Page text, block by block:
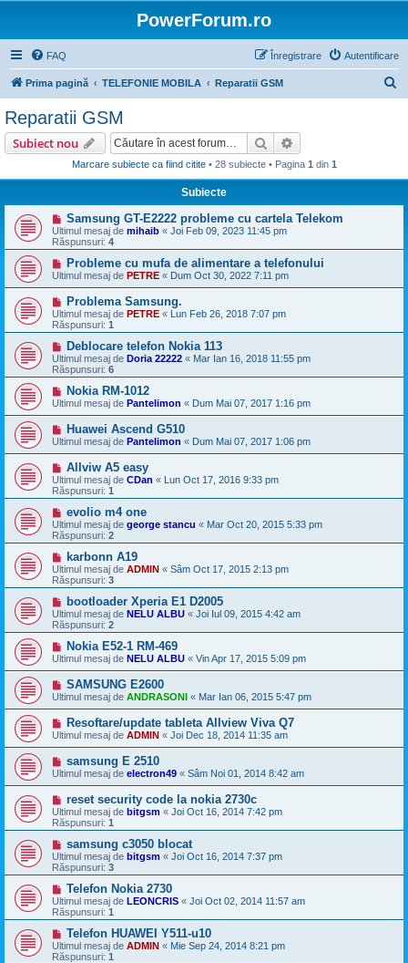
PowerForum.ro
FAQ Autentificare
Înregistrare
Prima pagină TELEFONIE MOBILA Reparatii GSM
Reparatii GSM
Subiect nou Căutare
Marcare subiecte ca fiind citite• 28 subiecte • Pagina 1 din 1
Subiecte
Samsung GT-E2222 probleme cu cartela Telekom
Ultimul mesaj de mihaib « Joi Feb 09, 2023 11:45 pm
Răspunsuri: 4
Probleme cu mufa de alimentare a telefonului
Ultimul mesaj de PETRE « Dum Oct 30, 2022 7:11 pm
Problema Samsung.
Ultimul mesaj de PETRE « Lun Feb 26, 2018 7:07 pm
Răspunsuri: 1
Deblocare telefon Nokia 113
Ultimul mesaj de Doria 22222 « Mar Ian 16, 2018 11:55 pm
Răspunsuri: 6
Nokia RM-1012
Ultimul mesaj de Pantelimon « Dum Mai 07, 2017 1:16 pm
Huawei Ascend G510
Ultimul mesaj de Pantelimon « Dum Mai 07, 2017 1:06 pm
Allviw A5 easy
Ultimul mesaj de CDan « Lun Oct 17, 2016 9:33 pm
Răspunsuri: 1
evolio m4 one
Ultimul mesaj de george stancu « Mar Oct 20, 2015 5:33 pm
Răspunsuri: 2
karbonn A19
Ultimul mesaj de ADMIN « Sâm Oct 17, 2015 2:13 pm
Răspunsuri: 3
bootloader Xperia E1 D2005
Ultimul mesaj de NELU ALBU « Joi Iul 09, 2015 4:42 am
Răspunsuri: 2
Nokia E52-1 RM-469
Ultimul mesaj de NELU ALBU « Vin Apr 17, 2015 5:09 pm
SAMSUNG E2600
Ultimul mesaj de ANDRASONI « Mar Ian 06, 2015 5:47 pm
Resoftare/update tableta Allview Viva Q7
Ultimul mesaj de ADMIN « Joi Dec 18, 2014 11:35 am
samsung E 2510
Ultimul mesaj de electron49 « Sâm Noi 01, 2014 8:42 am
reset security code la nokia 2730c
Ultimul mesaj de bitgsm « Joi Oct 16, 2014 7:42 pm
Răspunsuri: 1
samsung c3050 blocat
Ultimul mesaj de bitgsm « Joi Oct 16, 2014 7:37 pm
Răspunsuri: 3
Telefon Nokia 2730
Ultimul mesaj de LEONCRIS « Joi Oct 02, 2014 11:57 am
Răspunsuri: 1
Telefon HUAWEI Y511-u10
Ultimul mesaj de ADMIN « Mie Sep 24, 2014 8:21 pm
Răspunsuri: 1